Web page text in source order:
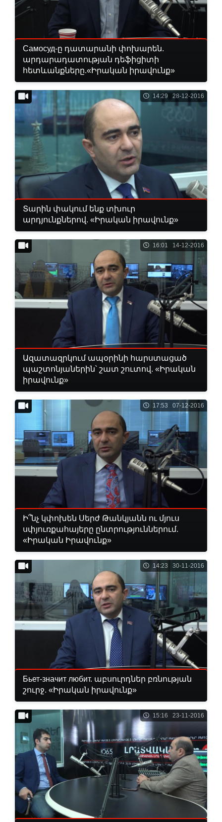
Самосуд-ը դատարանի փոխարեն.
արդարադատության դեֆիցիտի
հետևանքները.«Իրական իրավունք»
14:29 28-12-2016
Տարին փակում ենք տխուր
արդյունքներով. «Իրական իրավունք»
16:01 14-12-2016
Ազատազրկում ապօրինի հարստացած
պաշտոնյաներին՝ շատ շուտով. «Իրական
իրավունք»
17:53 07-12-2016
Ի՞նչ կփոխեն Սերժ Թանկյանն ու մյուս
սփյուռքահայերը ընտրություններում.
«Իրական Իրավունք»
14:23 30-11-2016
Бьет-значит любит. աբսուրդներ բռնության
շուրջ. «Իրական իրավունք»
15:16 23-11-2016